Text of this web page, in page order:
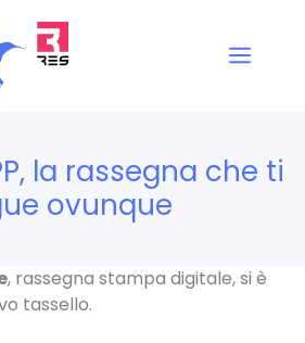
la rassegna che ti
ovunque
, rassegna stampa digitale, si è
tassello.